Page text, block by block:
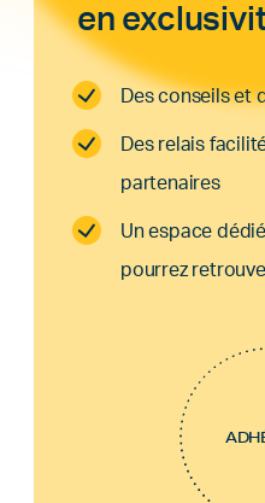
en
Des conseils et
Des relais
partenaires
Un espace
pourrez